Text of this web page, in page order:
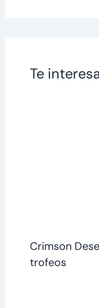
Te
Crimson
trofeos